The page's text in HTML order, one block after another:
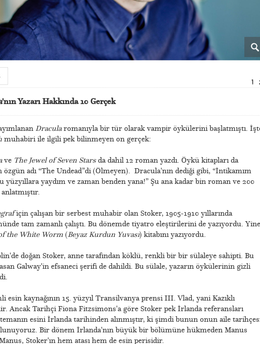
1
'nın Yazarı Hakkında 10 Gerçek
Dracularomanıyla bir tür olarak vampir öykülerini başlatmıştı.
muhabiri ile ilgili pek bilinmeyen on gerçek:
ve The Jewel of Seven Starsda dahil 12 roman yazdı. Öykü kitapları da
özgün adı “The Undead”di (Ölmeyen). Dracula'nın dediği gibi, “İntikamım
yüzyıllara yaydım ve zaman benden yana!” Şu ana kadar bin roman ve 200
için çalışan bir serbest muhabir olan Stoker, 1905-1910 yıllarında
tam zamanlı çalıştı. Bu dönemde tiyatro eleştirilerini de yazıyordu. Yine
the White Worm (Beyaz Kurdun Yuvası) kitabını yazıyordu.
doğan Stoker, anne tarafından köklü, renkli bir bir sülaleye sahipti. Bu
Galway'in efsaneci şerifi de dahildi. Bu sülale, yazarın öykülerinin gizli
esin kaynağının 15. yüzyıl Transilvanya prensi III. Vlad, yani Kazıklı
Ancak Tarihçi Fiona Fitzsimons'a göre Stoker pek İrlanda referansları
esini İrlanda tarihinden alınmıştır, ki şimdi bunun onun aile
Bir dönem İrlanda'nın büyük bir bölümüne hükmeden Manus
Stoker'ın hem atası hem de esin perisidir.